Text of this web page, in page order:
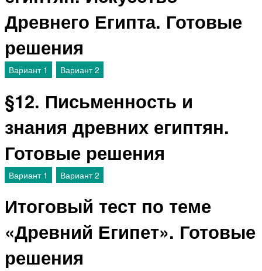
Древнего Египта. Готовые
решения
Вариант 1 Вариант 2
§12. Письменность и
знания древних египтян.
Готовые решения
Вариант 1 Вариант 2
Итоговый тест по теме
«Древний Египет». Готовые
решения